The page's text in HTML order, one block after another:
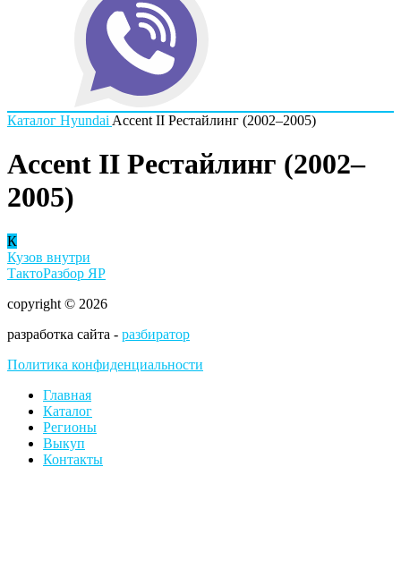
Каталог Hyundai Accent II Рестайлинг (2002–2005)
Accent II Рестайлинг (2002–
2005)
К
Кузов внутри
ТактоРазбор ЯР
copyright © 2026
разработка сайта - разбиратор
Политика конфиденциальности
Главная
Каталог
Регионы
Выкуп
Контакты